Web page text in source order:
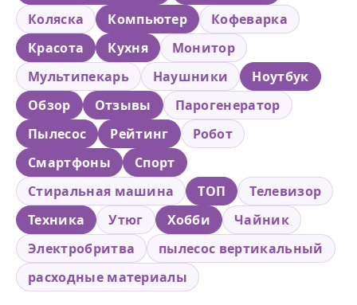
Коляска
Компьютер
Кофеварка
Красота
Кухня
Монитор
Мультипекарь
Наушники
Ноутбук
Обзор
Отзывы
Парогенератор
Пылесос
Рейтинг
Робот
Смартфоны
Спорт
Стиральная машина
ТОП
Телевизор
Техника
Утюг Хобби
Чайник
Электробритва
пылесос вертикальный
расходные материалы